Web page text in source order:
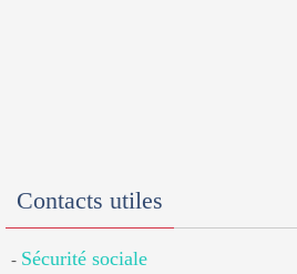
Contacts utiles
- Sécurité sociale